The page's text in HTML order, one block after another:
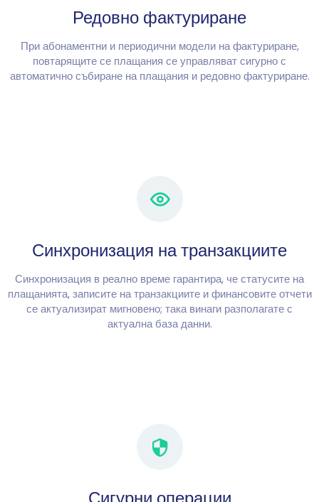
Редовно фактуриране
При абонаментни и периодични модели на фактуриране,
повтарящите се плащания се управляват сигурно с
автоматично събиране на плащания и редовно фактуриране.
Синхронизация на транзакциите
Синхронизация в реално време гарантира, че статусите на
плащанията, записите на транзакциите и финансовите отчети
се актуализират мигновено; така винаги разполагате с
актуална база данни.